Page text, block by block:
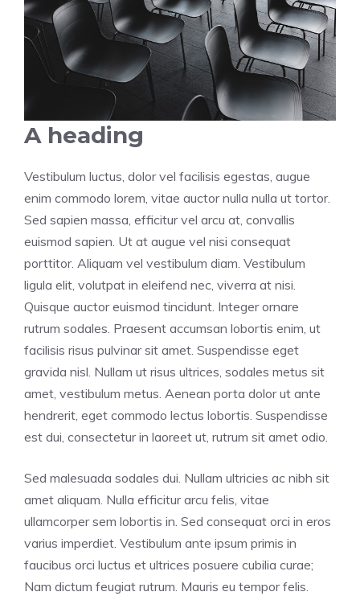
A heading
Vestibulum luctus, dolor vel facilisis egestas, augue
enim commodo lorem, vitae auctor nulla nulla ut tortor.
Sed sapien massa, efficitur vel arcu at, convallis
euismod sapien. Ut at augue vel nisi consequat
porttitor. Aliquam vel vestibulum diam. Vestibulum
ligula elit, volutpat in eleifend nec, viverra at nisi.
Quisque auctor euismod tincidunt. Integer ornare
rutrum sodales. Praesent accumsan lobortis enim, ut
facilisis risus pulvinar sit amet. Suspendisse eget
gravida nisl. Nullam ut risus ultrices, sodales metus sit
amet, vestibulum metus. Aenean porta dolor ut ante
hendrerit, eget commodo lectus lobortis. Suspendisse
est dui, consectetur in laoreet ut, rutrum sit amet odio.
Sed malesuada sodales dui. Nullam ultricies ac nibh sit
amet aliquam. Nulla efficitur arcu felis, vitae
ullamcorper sem lobortis in. Sed consequat orci in eros
varius imperdiet. Vestibulum ante ipsum primis in
faucibus orci luctus et ultrices posuere cubilia curae;
Nam dictum feugiat rutrum. Mauris eu tempor felis.